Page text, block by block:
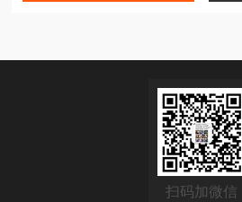
扫码加微信